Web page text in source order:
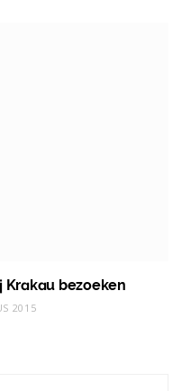
bezoeken
2015